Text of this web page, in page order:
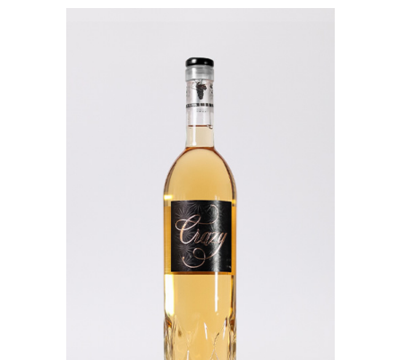
Origines(1)
Les Blancs(3)
(3)
Les Insolites(4)
Les Rosés(3)
Les Rouges(5)
Orange (1)
Wine Shot(2)